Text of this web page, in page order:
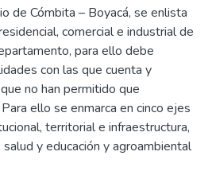
de Cómbita – Boyacá, se enlista
comercial e industrial de
para ello debe
con las que cuenta y
no han permitido que
ello se enmarca en cinco ejes
territorial e infraestructura,
y educación y agroambiental